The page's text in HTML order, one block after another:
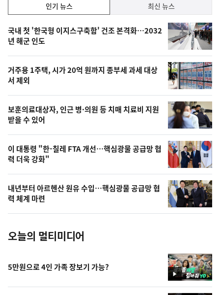
기,
최
신,
오
늘
의
영
상
오
늘
의
사
진
인기 뉴스 최신 뉴스
인
기
뉴
스
국내 첫 '한국형 이지스구축함' 건조 본격화…2032
년 해군 인도
거주용 1주택, 시가 20억 원까지 종부세 과세 대상
서 제외
보훈의료대상자, 인근 병·의원 등 치매 치료비 지원
받을 수 있어
이 대통령 "한-칠레 FTA 개선…핵심광물 공급망 협
력 더욱 강화"
내년부터 아르헨산 원유 수입…핵심광물 공급망 협
력 체계 마련
오늘의 멀티미디어
영
상
5만원으로 4인 가족 장보기 가능?